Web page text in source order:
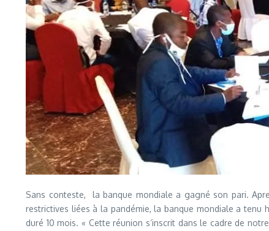
Sans conteste, la banque mondiale a gagné son pari.
restrictives liées à la pandémie, la banque mondiale a
duré 10 mois. « Cette réunion s’inscrit dans le cadre de